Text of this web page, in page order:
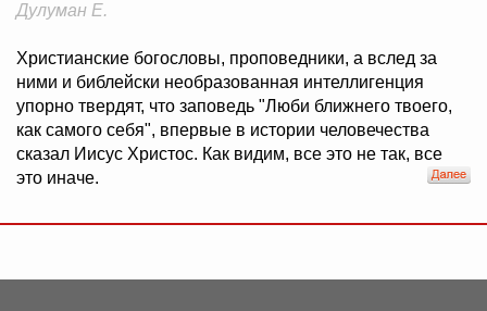
Дулуман Е.
Христианские богословы, проповедники, а вслед за
ними и библейски необразованная интеллигенция
упорно твердят, что заповедь "Люби ближнего твоего,
как самого себя", впервые в истории человечества
сказал Иисус Христос. Как видим, все это не так, все
это иначе.